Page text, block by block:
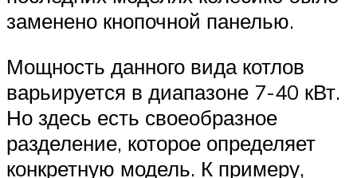
заменено кнопочной панелью.
Мощность данного вида котлов
варьируется в диапазоне 7-40 кВт.
Но здесь есть своеобразное
разделение, которое определяет
конкретную модель. К примеру,